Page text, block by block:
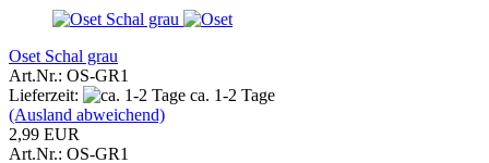
Oset Schal grau
Art.Nr.: OS-GR1
Lieferzeit:
ca. 1-2 Tage
(Ausland abweichend)
2,99 EUR
Art.Nr.: OS-GR1